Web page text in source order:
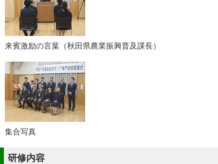
来賓激励の言葉（秋田県農業振興普及課長）
集合写真
研修内容